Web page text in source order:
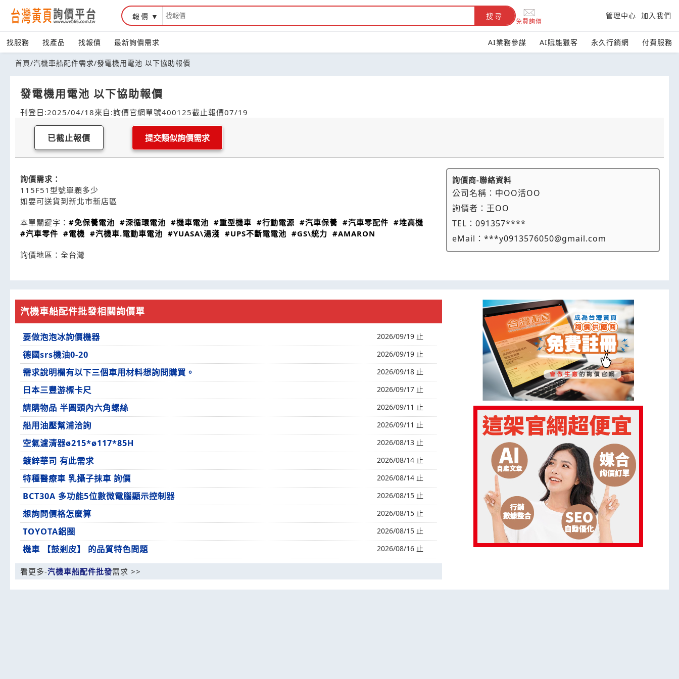
報價 搜尋
免費詢價
管理中心 加入我們
找服務 找產品 找報價 最新詢價需求 AI業務參謀 AI賦能獵客 永久行銷網 付費服務
首頁/汽機車船配件需求/發電機用電池 以下協助報價
發電機用電池 以下協助報價
刊登日:2025/04/18來自:詢價官網單號400125截止報價07/19
已截止報價 提交類似詢價需求
詢價需求：
115F51型號單顆多少
如要可送貨到新北市新店區
本單關鍵字： #免保養電池 #深循環電池 #機車電池 #重型機車 #行動電源 #汽車保養 #汽車零配件 #堆高機
#汽車零件 #電機 #汽機車.電動車電池 #YUASA\湯淺 #UPS不斷電電池 #GS\統力 #AMARON
詢價地區： 全台灣
詢價商-聯絡資料
公司名稱： 中OO活OO
詢價者： 王OO
TEL：091357****
eMail：***y0913576050@gmail.com
汽機車船配件批發相關詢價單
要做泡泡冰詢價機器 2026/09/19 止
德國srs機油0-20 2026/09/19 止
需求說明欄有以下三個車用材料想詢問購買。 2026/09/18 止
日本三豐游標卡尺 2026/09/17 止
請購物品 半圓頭內六角螺絲 2026/09/11 止
船用油壓幫浦洽詢 2026/09/11 止
空氣濾清器ø215*ø117*85H 2026/08/13 止
鍍鋅華司 有此需求 2026/08/14 止
特種醫療車 乳攝子抹車 詢價 2026/08/14 止
BCT30A 多功能5位數微電腦顯示控制器 2026/08/15 止
想詢問價格怎麼算 2026/08/15 止
TOYOTA鋁圈 2026/08/15 止
機車 【鼓剎皮】 的品質特色問題 2026/08/16 止
看更多-汽機車船配件批發需求 >>